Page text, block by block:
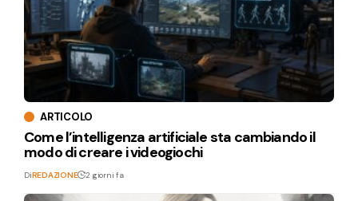
ARTICOLO
Come l’intelligenza artificiale sta cambiando il
modo di creare i videogiochi
DiREDAZIONE 2 giorni fa